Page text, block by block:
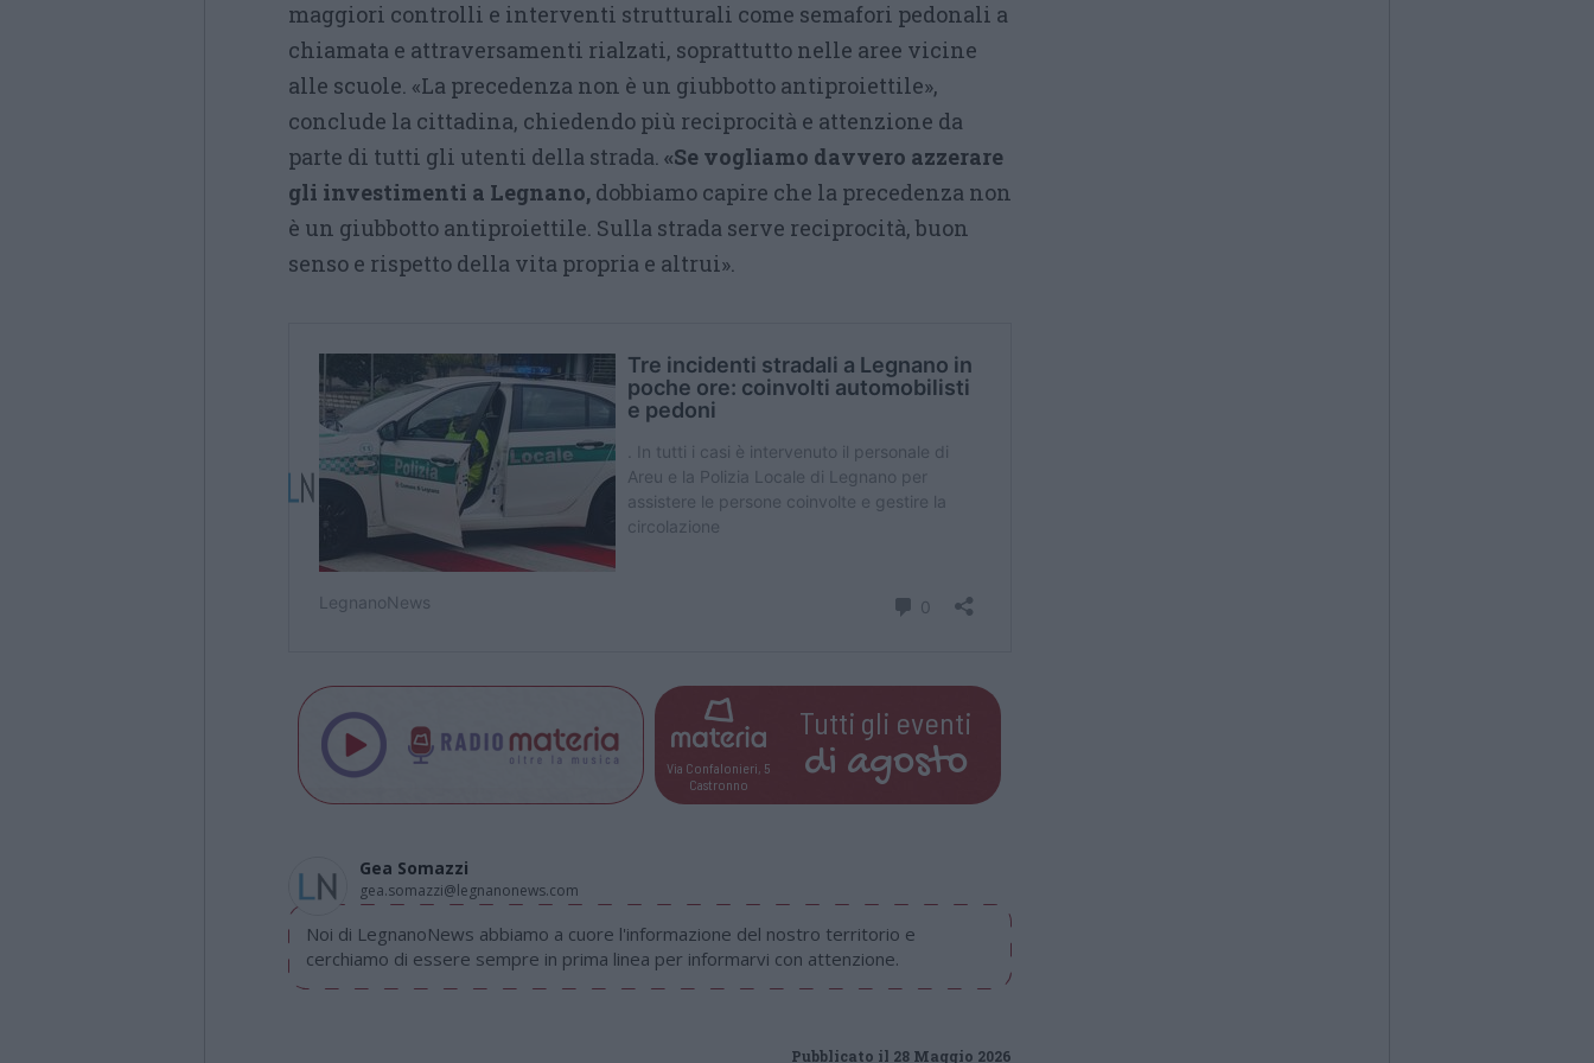
maggiori controlli e interventi strutturali come semafori pedonali a
chiamata e attraversamenti rialzati, soprattutto nelle aree vicine
alle scuole. «La precedenza non è un giubbotto antiproiettile»,
conclude la cittadina, chiedendo più reciprocità e attenzione da
parte di tutti gli utenti della strada. «​Se vogliamo davvero azzerare
gli investimenti a Legnano, dobbiamo capire che la precedenza non
è un giubbotto antiproiettile. Sulla strada serve reciprocità, buon
senso e rispetto della vita propria e altrui».
Via Confalonieri, 5
Castronno
Tutti gli eventi
di agosto
Gea Somazzi
gea.somazzi@legnanonews.com
Noi di LegnanoNews abbiamo a cuore l'informazione del nostro territorio e
cerchiamo di essere sempre in prima linea per informarvi con attenzione.
Pubblicato il 28 Maggio 2026